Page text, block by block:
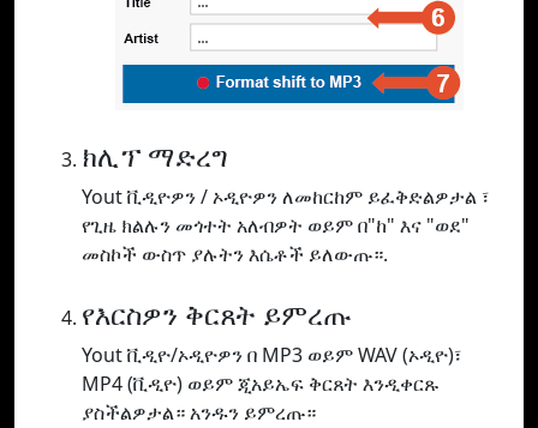
ክሊፕ ማድረግ
Yout ቪዲዮዎን / ኦዲዮዎን ለመከርከም ይፈቅድልዎታል ፣
የጊዜ ክልሉን መጎተት አለብዎት ወይም በ"ከ" እና "ወደ"
መስኮች ውስጥ ያሉትን እሴቶች ይለውጡ።.
የእርስዎን ቅርጸት ይምረጡ
Yout ቪዲዮ/ኦዲዮዎን በ MP3 ወይም WAV (ኦዲዮ)፣
MP4 (ቪዲዮ) ወይም ጂአይኤፍ ቅርጸት እንዲቀርጹ
ያስችልዎታል። አንዱን ይምረጡ።